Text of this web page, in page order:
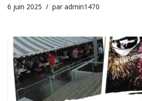
6 juin 2025 par admin1470